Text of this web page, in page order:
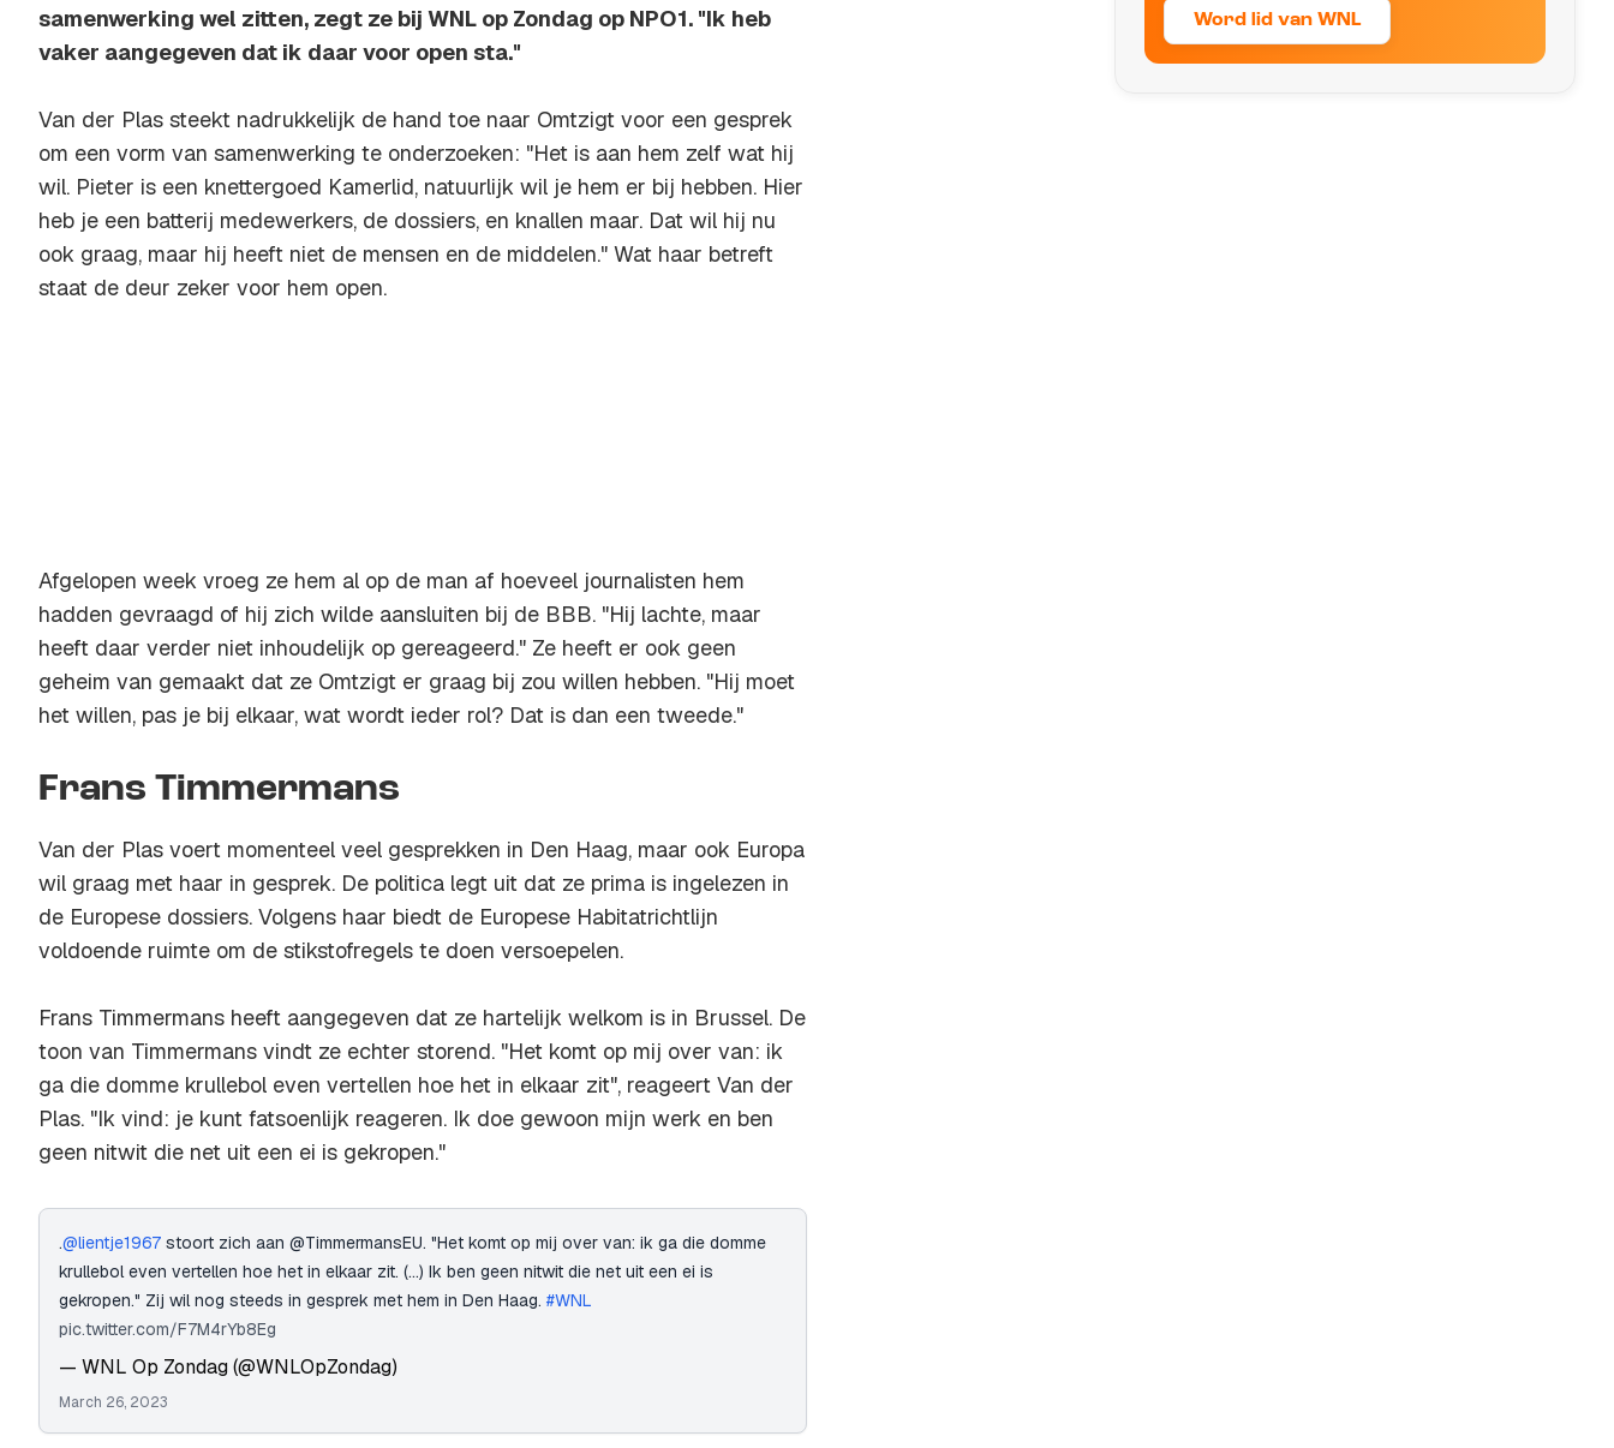
samenwerking wel zitten, zegt ze bij WNL op Zondag op NPO1. "Ik heb
vaker aangegeven dat ik daar voor open sta."
Van der Plas steekt nadrukkelijk de hand toe naar Omtzigt voor een gesprek
om een vorm van samenwerking te onderzoeken: "Het is aan hem zelf wat hij
wil. Pieter is een knettergoed Kamerlid, natuurlijk wil je hem er bij hebben. Hier
heb je een batterij medewerkers, de dossiers, en knallen maar. Dat wil hij nu
ook graag, maar hij heeft niet de mensen en de middelen." Wat haar betreft
staat de deur zeker voor hem open.
Afgelopen week vroeg ze hem al op de man af hoeveel journalisten hem
hadden gevraagd of hij zich wilde aansluiten bij de BBB. "Hij lachte, maar
heeft daar verder niet inhoudelijk op gereageerd." Ze heeft er ook geen
geheim van gemaakt dat ze Omtzigt er graag bij zou willen hebben. "Hij moet
het willen, pas je bij elkaar, wat wordt ieder rol? Dat is dan een tweede."
Frans Timmermans
Van der Plas voert momenteel veel gesprekken in Den Haag, maar ook Europa
wil graag met haar in gesprek. De politica legt uit dat ze prima is ingelezen in
de Europese dossiers. Volgens haar biedt de Europese Habitatrichtlijn
voldoende ruimte om de stikstofregels te doen versoepelen.
Frans Timmermans heeft aangegeven dat ze hartelijk welkom is in Brussel. De
toon van Timmermans vindt ze echter storend. "Het komt op mij over van: ik
ga die domme krullebol even vertellen hoe het in elkaar zit", reageert Van der
Plas. "Ik vind: je kunt fatsoenlijk reageren. Ik doe gewoon mijn werk en ben
geen nitwit die net uit een ei is gekropen."
.@lientje1967 stoort zich aan @TimmermansEU. "Het komt op mij over van: ik ga die domme
krullebol even vertellen hoe het in elkaar zit. (...) Ik ben geen nitwit die net uit een ei is
gekropen." Zij wil nog steeds in gesprek met hem in Den Haag. #WNL
pic.twitter.com/F7M4rYb8Eg
— WNL Op Zondag (@WNLOpZondag)
March 26, 2023
Word lid van WNL